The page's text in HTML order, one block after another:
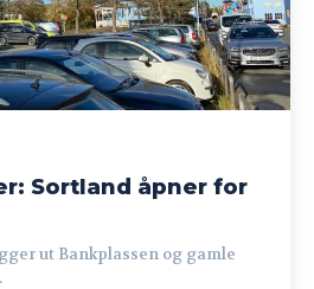
Sortland åpner for
ut Bankplassen og gamle